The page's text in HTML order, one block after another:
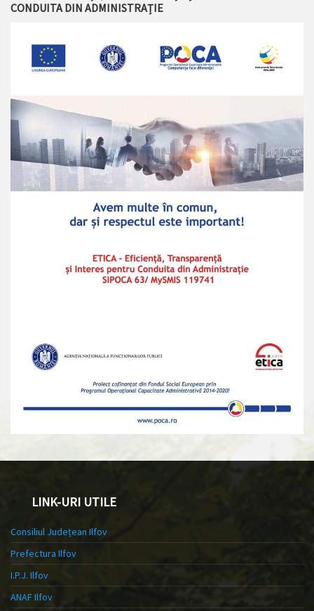
CONDUITA DIN ADMINISTRAȚIE
LINK-URI UTILE
Consiliul Județean Ilfov
Prefectura Ilfov
I.P.J. Ilfov
ANAF Ilfov